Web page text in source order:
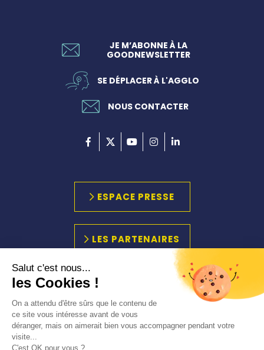
Salut c'est nous...
les Cookies !
On a attendu d'être sûrs que le contenu de
ce site vous intéresse avant de vous
déranger, mais on aimerait bien vous accompagner pendant votre
visite...
C'est OK pour vous ?
JE M’ABONNE À LA
GOODNEWSLETTER
SE DÉPLACER À L'AGGLO
NOUS CONTACTER
ESPACE PRESSE
LES PARTENAIRES
PLAN DU SITE
MARCHÉS PUBLICS
ACCESSIBILITÉ
MENTIONS LÉGALES